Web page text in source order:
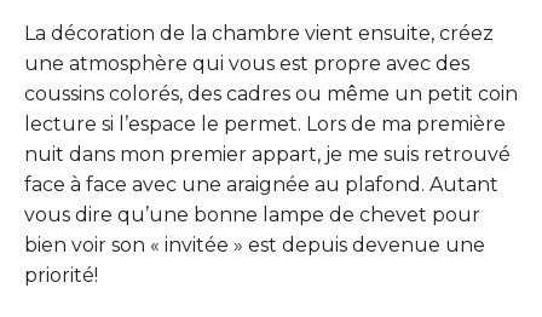
La décoration de la chambre vient ensuite, créez
une atmosphère qui vous est propre avec des
coussins colorés, des cadres ou même un petit coin
lecture si l’espace le permet. Lors de ma première
nuit dans mon premier appart, je me suis retrouvé
face à face avec une araignée au plafond. Autant
vous dire qu’une bonne lampe de chevet pour
bien voir son « invitée » est depuis devenue une
priorité!